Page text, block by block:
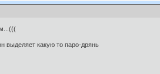
выделяет какую то паро-дрянь